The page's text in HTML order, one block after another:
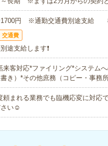
1700円 ※通勤交通費別途支給 #
交通費
途支給します❗️
来客対応*ファイリング*システム
き）*その他庶務（コピー・事務
頼まれる業務でも臨機応変に対応
さい☺︎